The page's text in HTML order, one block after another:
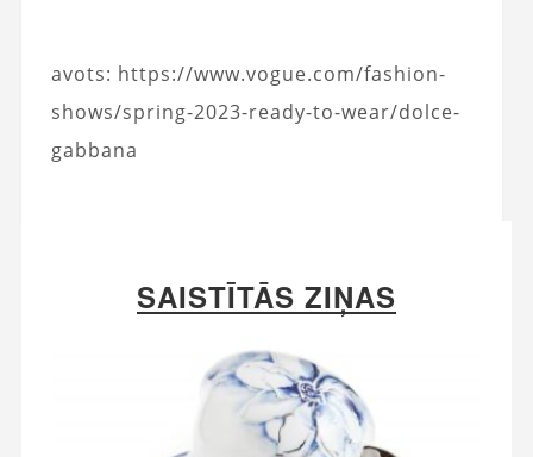
avots: https://www.vogue.com/fashion-
shows/spring-2023-ready-to-wear/dolce-
gabbana
SAISTĪTĀS ZIŅAS